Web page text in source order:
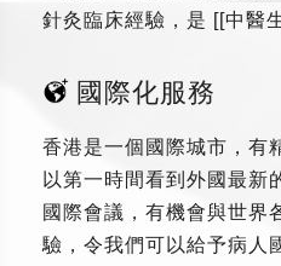
針灸臨床經驗，是 [[中醫
國際化服務
香港是一個國際城市，有
以第一時間看到外國最新
國際會議，有機會與世界
驗，令我們可以給予病人